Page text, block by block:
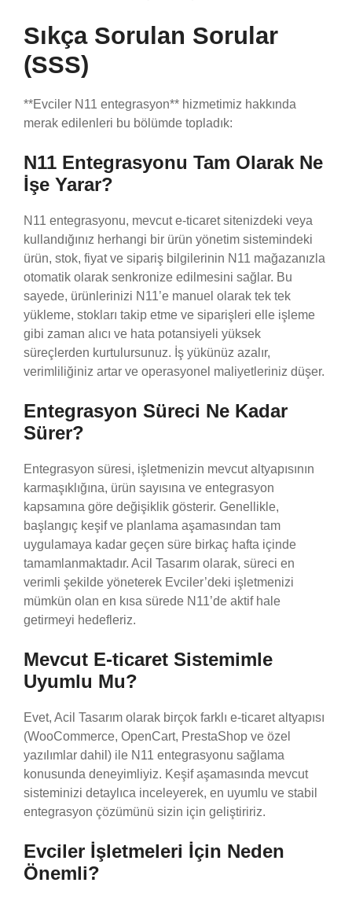
Sıkça Sorulan Sorular
(SSS)
**Evciler N11 entegrasyon** hizmetimiz hakkında
merak edilenleri bu bölümde topladık:
N11 Entegrasyonu Tam Olarak Ne
İşe Yarar?
N11 entegrasyonu, mevcut e-ticaret sitenizdeki veya
kullandığınız herhangi bir ürün yönetim sistemindeki
ürün, stok, fiyat ve sipariş bilgilerinin N11 mağazanızla
otomatik olarak senkronize edilmesini sağlar. Bu
sayede, ürünlerinizi N11’e manuel olarak tek tek
yükleme, stokları takip etme ve siparişleri elle işleme
gibi zaman alıcı ve hata potansiyeli yüksek
süreçlerden kurtulursunuz. İş yükünüz azalır,
verimliliğiniz artar ve operasyonel maliyetleriniz düşer.
Entegrasyon Süreci Ne Kadar
Sürer?
Entegrasyon süresi, işletmenizin mevcut altyapısının
karmaşıklığına, ürün sayısına ve entegrasyon
kapsamına göre değişiklik gösterir. Genellikle,
başlangıç keşif ve planlama aşamasından tam
uygulamaya kadar geçen süre birkaç hafta içinde
tamamlanmaktadır. Acil Tasarım olarak, süreci en
verimli şekilde yöneterek Evciler’deki işletmenizi
mümkün olan en kısa sürede N11’de aktif hale
getirmeyi hedefleriz.
Mevcut E-ticaret Sistemimle
Uyumlu Mu?
Evet, Acil Tasarım olarak birçok farklı e-ticaret altyapısı
(WooCommerce, OpenCart, PrestaShop ve özel
yazılımlar dahil) ile N11 entegrasyonu sağlama
konusunda deneyimliyiz. Keşif aşamasında mevcut
sisteminizi detaylıca inceleyerek, en uyumlu ve stabil
entegrasyon çözümünü sizin için geliştiririz.
Evciler İşletmeleri İçin Neden
Önemli?